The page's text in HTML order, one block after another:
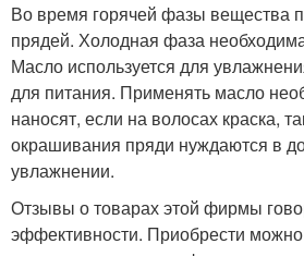
Во время горячей фазы вещества
прядей. Холодная фаза
Масло используется для
для питания. Применять масло
наносят, если на волосах краска,
окрашивания пряди нуждаются в
увлажнении.
Отзывы о товарах этой фирмы
эффективности. Приобрести можно